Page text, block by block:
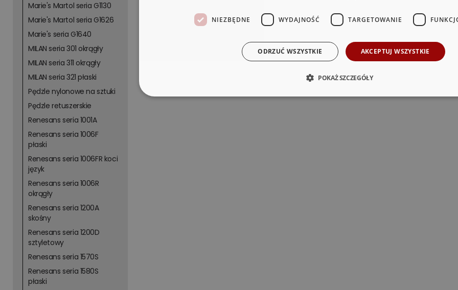
Marie's Martol seria G1130
Marie's Martol seria G1626
Marie's seria G1640
MILAN seria 301 okrągły
MILAN seria 311 okrągły
MILAN seria 321 płaski
Pędzle nylonowe na sztuki
Pędzle retuszerskie
Renesans seria 1001A
Renesans seria 1006F
płaski
Renesans seria 1006FR koci
język
Renesans seria 1006R
okrągły
Renesans seria 1200A
skośny
Renesans seria 1200D
sztyletowy
Renesans seria 1570S
Renesans seria 1580S
płaski
NIEZBĘDNE WYDAJNOŚĆ TARGETOWANIE
AKCEPTUJ WSZYSTKIE
ODRZUĆ WSZYSTKIE
POKAŻ SZCZEGÓŁY